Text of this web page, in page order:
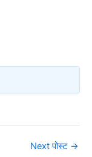
Next पोस्ट →